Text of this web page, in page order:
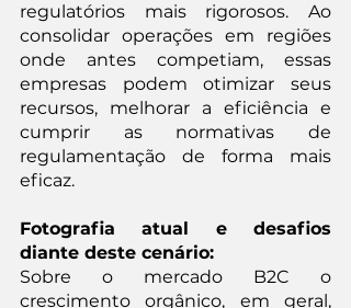
regulatórios mais rigorosos. Ao
consolidar operações em regiões
onde antes competiam, essas
empresas podem otimizar seus
recursos, melhorar a eficiência e
cumprir as normativas de
regulamentação de forma mais
eficaz.
Fotografia atual e desafios
diante deste cenário:
Sobre o mercado B2C o
crescimento orgânico, em geral,